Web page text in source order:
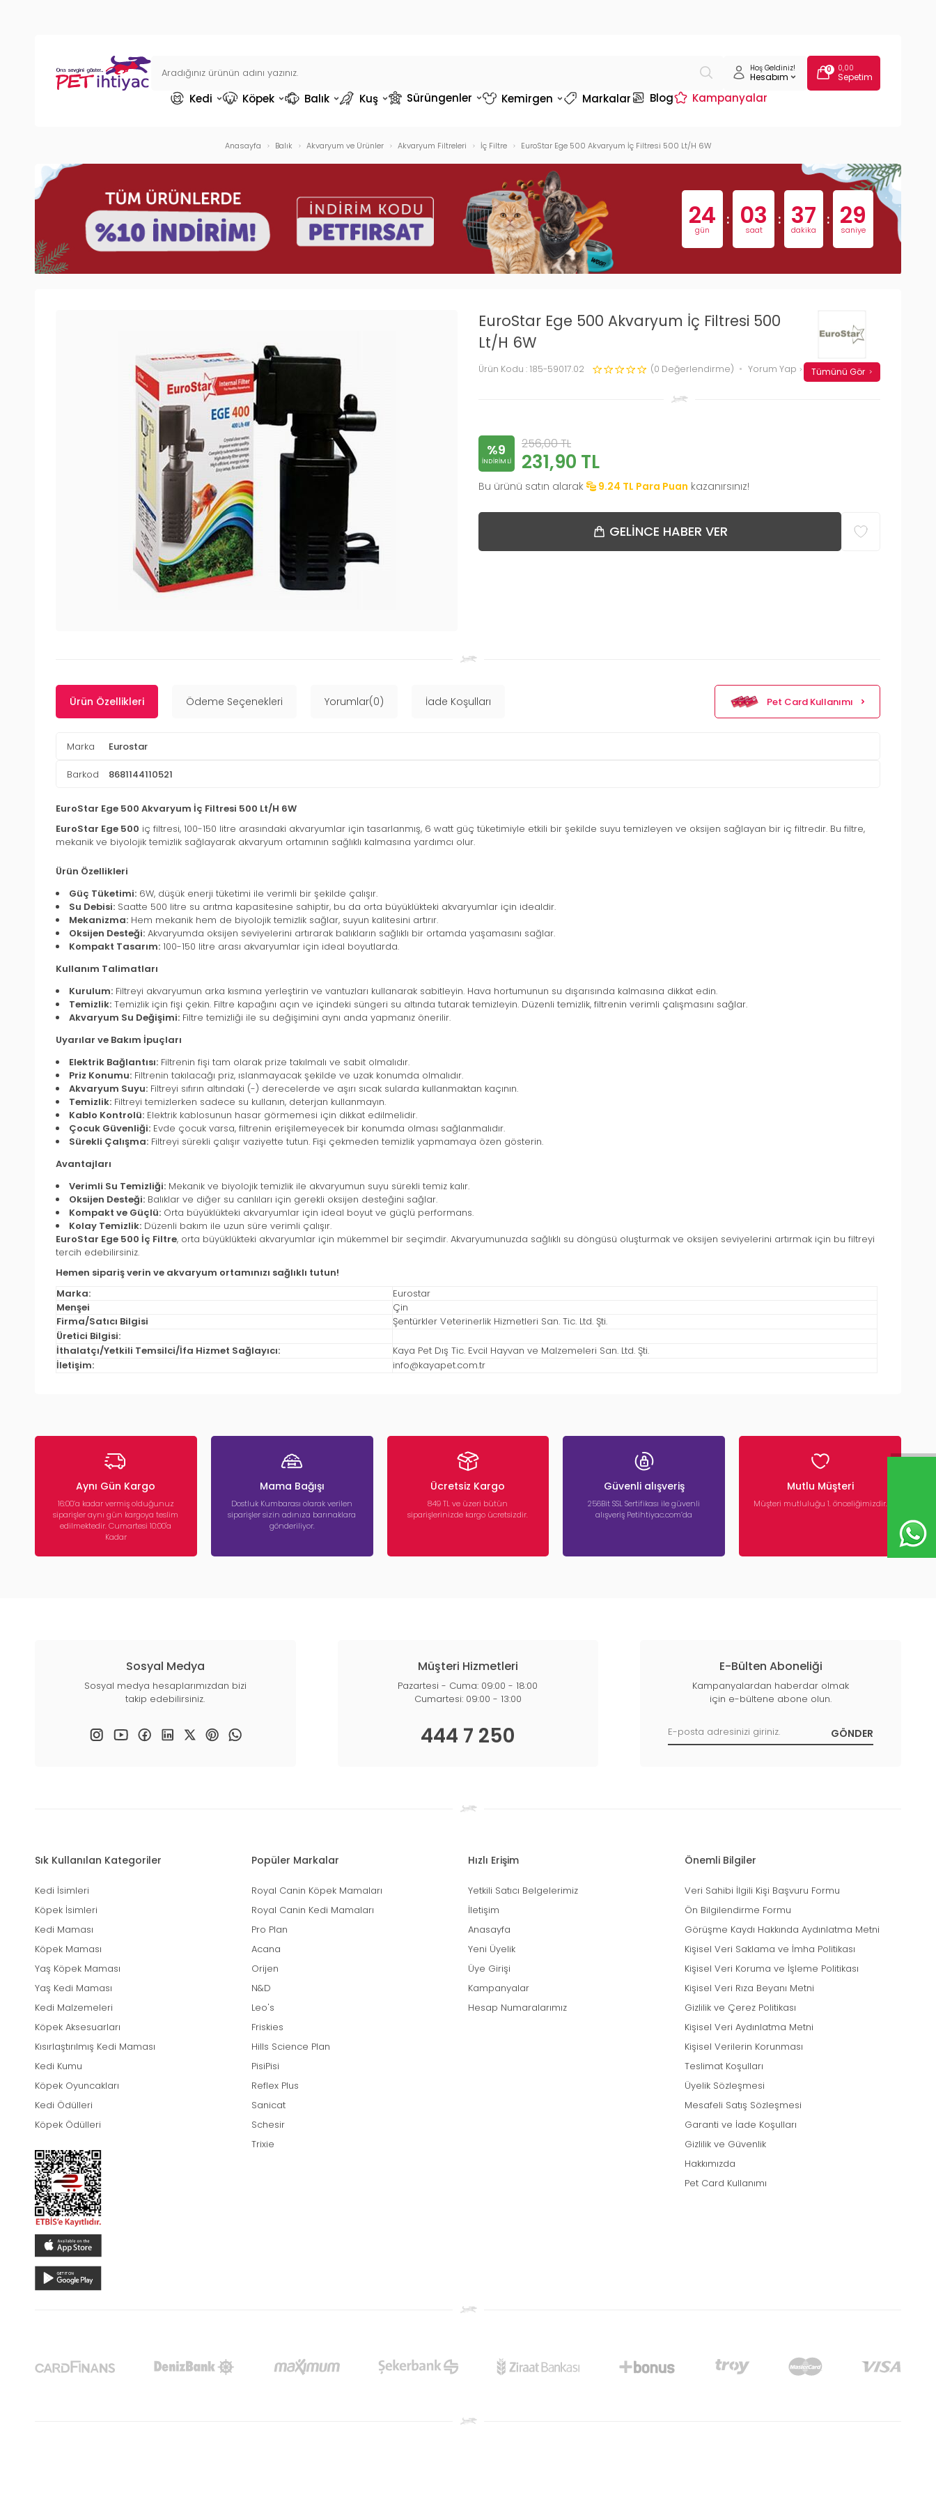
Hoş Geldiniz!
Hesabım
0 0,00
Sepetim
Kedi Köpek Balık Kuş Sürüngenler Kemirgen Markalar Blog Kampanyalar
Anasayfa Balık Akvaryum ve Ürünler Akvaryum Filtreleri İç Filtre EuroStar Ege 500 Akvaryum İç Filtresi 500 Lt/H 6W
24
gün
: 03
saat
: 37
dakika
: 28
saniye
EuroStar Ege 500 Akvaryum İç Filtresi 500
Lt/H 6W
Ürün Kodu : 185-59017.02 (0 Değerlendirme) Yorum Yap Tümünü Gör
%9
INDIRIMLI
256,00TL
231,90 TL
Bu ürünü satın alarak 9.24 TL Para Puan kazanırsınız!
GELINCE HABER VER
Ürün Özellikleri Ödeme Seçenekleri Yorumlar(0) İade Koşulları Pet Card Kullanımı
Marka Eurostar
Barkod 8681144110521
EuroStar Ege 500 Akvaryum İç Filtresi 500 Lt/H 6W
EuroStar Ege 500 iç filtresi, 100-150 litre arasındaki akvaryumlar için tasarlanmış, 6 watt güç tüketimiyle etkili bir şekilde suyu temizleyen ve oksijen sağlayan bir iç filtredir. Bu filtre,
mekanik ve biyolojik temizlik sağlayarak akvaryum ortamının sağlıklı kalmasına yardımcı olur.
Ürün Özellikleri
Güç Tüketimi: 6W, düşük enerji tüketimi ile verimli bir şekilde çalışır.
Su Debisi: Saatte 500 litre su arıtma kapasitesine sahiptir, bu da orta büyüklükteki akvaryumlar için idealdir.
Mekanizma: Hem mekanik hem de biyolojik temizlik sağlar, suyun kalitesini artırır.
Oksijen Desteği: Akvaryumda oksijen seviyelerini artırarak balıkların sağlıklı bir ortamda yaşamasını sağlar.
Kompakt Tasarım: 100-150 litre arası akvaryumlar için ideal boyutlarda.
Kullanım Talimatları
Kurulum: Filtreyi akvaryumun arka kısmına yerleştirin ve vantuzları kullanarak sabitleyin. Hava hortumunun su dışarısında kalmasına dikkat edin.
Temizlik: Temizlik için fişi çekin. Filtre kapağını açın ve içindeki süngeri su altında tutarak temizleyin. Düzenli temizlik, filtrenin verimli çalışmasını sağlar.
Akvaryum Su Değişimi: Filtre temizliği ile su değişimini aynı anda yapmanız önerilir.
Uyarılar ve Bakım İpuçları
Elektrik Bağlantısı: Filtrenin fişi tam olarak prize takılmalı ve sabit olmalıdır.
Priz Konumu: Filtrenin takılacağı priz, ıslanmayacak şekilde ve uzak konumda olmalıdır.
Akvaryum Suyu: Filtreyi sıfırın altındaki (-) derecelerde ve aşırı sıcak sularda kullanmaktan kaçının.
Temizlik: Filtreyi temizlerken sadece su kullanın, deterjan kullanmayın.
Kablo Kontrolü: Elektrik kablosunun hasar görmemesi için dikkat edilmelidir.
Çocuk Güvenliği: Evde çocuk varsa, filtrenin erişilemeyecek bir konumda olması sağlanmalıdır.
Sürekli Çalışma: Filtreyi sürekli çalışır vaziyette tutun. Fişi çekmeden temizlik yapmamaya özen gösterin.
Avantajları
Verimli Su Temizliği: Mekanik ve biyolojik temizlik ile akvaryumun suyu sürekli temiz kalır.
Oksijen Desteği: Balıklar ve diğer su canlıları için gerekli oksijen desteğini sağlar.
Kompakt ve Güçlü: Orta büyüklükteki akvaryumlar için ideal boyut ve güçlü performans.
Kolay Temizlik: Düzenli bakım ile uzun süre verimli çalışır.
EuroStar Ege 500 İç Filtre, orta büyüklükteki akvaryumlar için mükemmel bir seçimdir. Akvaryumunuzda sağlıklı su döngüsü oluşturmak ve oksijen seviyelerini artırmak için bu filtreyi
tercih edebilirsiniz.
Hemen sipariş verin ve akvaryum ortamınızı sağlıklı tutun!
Marka:
Eurostar
Menşei
Çin
Firma/Satıcı Bilgisi
Şentürkler Veterinerlik Hizmetleri San. Tic. Ltd. Şti.
Üretici Bilgisi:
İthalatçı/Yetkili Temsilci/İfa Hizmet Sağlayıcı:
Kaya Pet Dış Tic. Evcil Hayvan ve Malzemeleri San. Ltd. Şti.
İletişim:
info@kayapet.com.tr
Aynı Gün Kargo
16:00’a kadar vermiş olduğunuz
siparişler aynı gün kargoya teslim
edilmektedir. Cumartesi 10:00'a
Kadar
Mama Bağışı
Dostluk Kumbarası olarak verilen
siparişler sizin adınıza barınaklara
gönderiliyor.
Ücretsiz Kargo
849 TL ve üzeri bütün
siparişlerinizde kargo ücretsizdir.
Güvenli alışveriş
256Bit SSL Sertifikası ile güvenli
alışveriş Petihtiyac.com’da
Mutlu Müşteri
Müşteri mutluluğu 1. önceliğimizdir.
Sosyal Medya
Sosyal medya hesaplarımızdan bizi
takip edebilirsiniz.
Müşteri Hizmetleri
Pazartesi - Cuma: 09:00 - 18:00
Cumartesi: 09:00 - 13:00
444 7 250
E-Bülten Aboneliği
Kampanyalardan haberdar olmak
için e-bültene abone olun.
Sık Kullanılan Kategoriler
Kedi İsimleri
Köpek İsimleri
Kedi Maması
Köpek Maması
Yaş Köpek Maması
Yaş Kedi Maması
Kedi Malzemeleri
Köpek Aksesuarları
Kısırlaştırılmış Kedi Maması
Kedi Kumu
Köpek Oyuncakları
Kedi Ödülleri
Köpek Ödülleri
Popüler Markalar
Royal Canin Köpek Mamaları
Royal Canin Kedi Mamaları
Pro Plan
Acana
Orijen
N&D
Leo's
Friskies
Hills Science Plan
PisiPisi
Reflex Plus
Sanicat
Schesir
Trixie
Hızlı Erişim
Yetkili Satıcı Belgelerimiz
İletişim
Anasayfa
Yeni Üyelik
Üye Girişi
Kampanyalar
Hesap Numaralarımız
Önemli Bilgiler
Veri Sahibi İlgili Kişi Başvuru Formu
Ön Bilgilendirme Formu
Görüşme Kaydı Hakkında Aydınlatma Metni
Kişisel Veri Saklama ve İmha Politikası
Kişisel Veri Koruma ve İşleme Politikası
Kişisel Veri Rıza Beyanı Metni
Gizlilik ve Çerez Politikası
Kişisel Veri Aydınlatma Metni
Kişisel Verilerin Korunması
Teslimat Koşulları
Üyelik Sözleşmesi
Mesafeli Satış Sözleşmesi
Garanti ve İade Koşulları
Gizlilik ve Güvenlik
Hakkımızda
Pet Card Kullanımı